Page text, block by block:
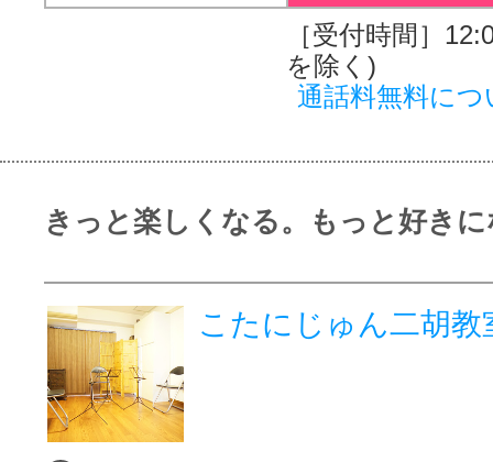
［受付時間］
を除く)
通話料無料につ
きっと楽しくなる。もっと好き
こたにじゅん二胡教